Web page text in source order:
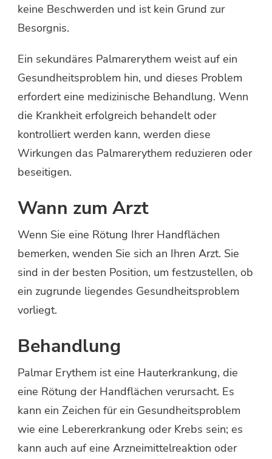
keine Beschwerden und ist kein Grund zur
Besorgnis.
Ein sekundäres Palmarerythem weist auf ein
Gesundheitsproblem hin, und dieses Problem
erfordert eine medizinische Behandlung. Wenn
die Krankheit erfolgreich behandelt oder
kontrolliert werden kann, werden diese
Wirkungen das Palmarerythem reduzieren oder
beseitigen.
Wann zum Arzt
Wenn Sie eine Rötung Ihrer Handflächen
bemerken, wenden Sie sich an Ihren Arzt. Sie
sind in der besten Position, um festzustellen, ob
ein zugrunde liegendes Gesundheitsproblem
vorliegt.
Behandlung
Palmar Erythem ist eine Hauterkrankung, die
eine Rötung der Handflächen verursacht. Es
kann ein Zeichen für ein Gesundheitsproblem
wie eine Lebererkrankung oder Krebs sein; es
kann auch auf eine Arzneimittelreaktion oder